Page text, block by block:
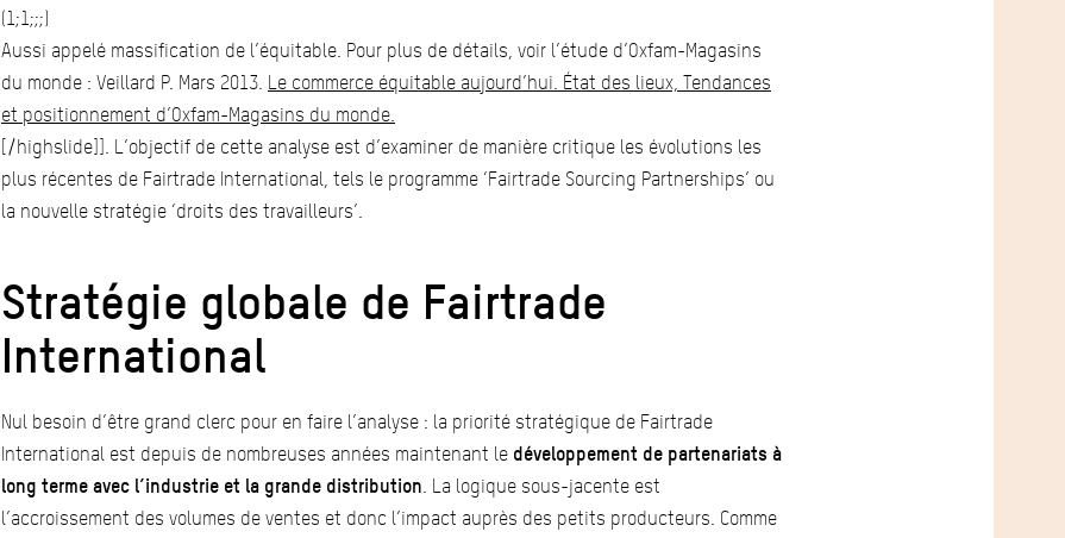
(1;1;;;)
Aussi appelé massification de l’équitable. Pour plus de détails, voir l’étude d’Oxfam-Magasins
du monde : Veillard P. Mars 2013. Le commerce équitable aujourd’hui. État des lieux, Tendances
et positionnement d’Oxfam-Magasins du monde.
[/highslide]]. L’objectif de cette analyse est d’examiner de manière critique les évolutions les
plus récentes de Fairtrade International, tels le programme ‘Fairtrade Sourcing Partnerships’ ou
la nouvelle stratégie ‘droits des travailleurs’.
Stratégie globale de Fairtrade
International
Nul besoin d’être grand clerc pour en faire l’analyse : la priorité stratégique de Fairtrade
International est depuis de nombreuses années maintenant le développement de partenariats à
long terme avec l’industrie et la grande distribution. La logique sous-jacente est
l’accroissement des volumes de ventes et donc l’impact auprès des petits producteurs. Comme